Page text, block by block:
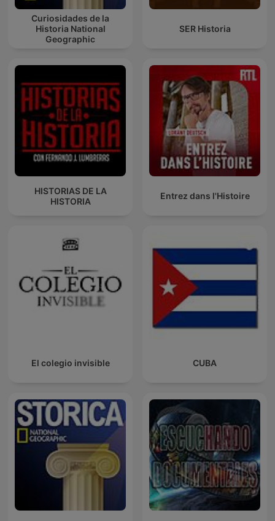
Curiosidades de la
Historia National
Geographic
SER Historia
HISTORIAS DE LA
HISTORIA
Entrez dans l'Histoire
El colegio invisible CUBA